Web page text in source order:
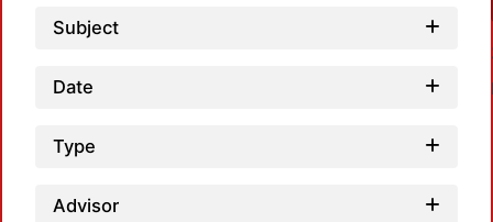
Subject
Date
Type
Advisor